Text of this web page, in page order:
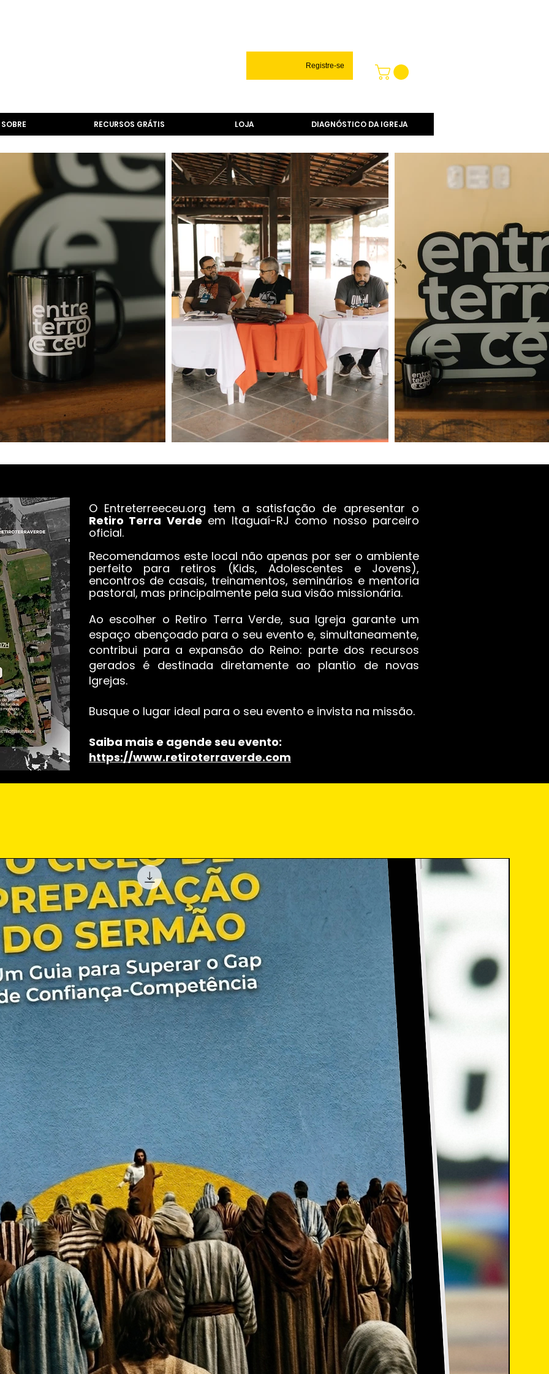
Registre-se
SOBRE RECURSOS GRÁTIS LOJA DIAGNÓSTICO DA IGREJA
O Entreterreeceu.org tem a satisfação de apresentar o
Retiro Terra Verdeem Itaguaí-RJ como nosso parceiro
oficial.
Recomendamos este local não apenas por ser o ambiente
perfeito para retiros (Kids, Adolescentes e Jovens),
encontros de casais, treinamentos, seminários e mentoria
pastoral, mas principalmente pela sua visão missionária.
Ao escolher o Retiro Terra Verde, sua Igreja garante um
espaço abençoado para o seu evento e, simultaneamente,
contribui para a expansão do Reino: parte dos recursos
gerados é destinada diretamente ao plantio de novas
Igrejas.
Busque o lugar ideal para o seu evento e invista na missão.
Saiba mais e agende seu evento:
https://www.retiroterraverde.com